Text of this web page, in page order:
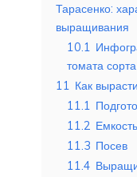
Тарасенко:
выращивания
10.1
томата
11 Как
11.1
11.2
11.3 Посев
11.4